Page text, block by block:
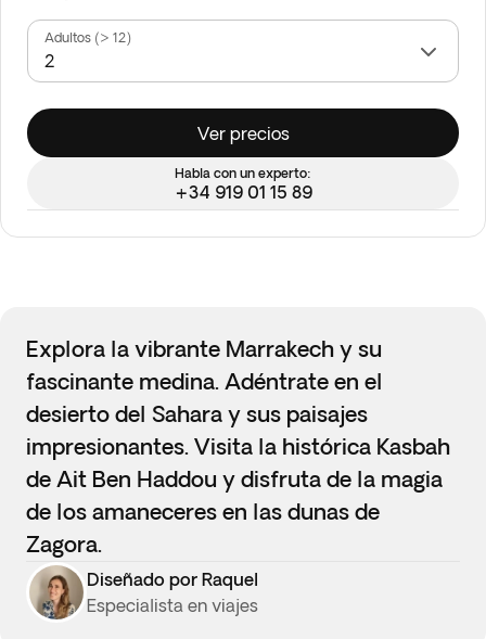
Adultos (> 12)
Ver precios
Habla con un experto:
+34 919 01 15 89
Explora la vibrante Marrakech y su
fascinante medina. Adéntrate en el
desierto del Sahara y sus paisajes
impresionantes. Visita la histórica Kasbah
de Ait Ben Haddou y disfruta de la magia
de los amaneceres en las dunas de
Zagora.
Diseñado por Raquel
Especialista en viajes